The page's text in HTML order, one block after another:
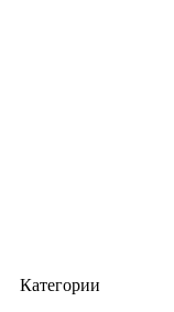
Категории